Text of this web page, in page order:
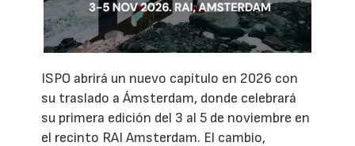
ISPO abrirá un nuevo capítulo en 2026 con
su traslado a Ámsterdam, donde celebrará
su primera edición del 3 al 5 de noviembre en
el recinto RAI Amsterdam. El cambio,